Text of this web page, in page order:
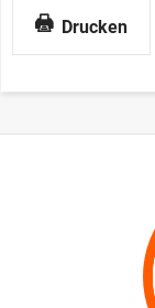
Drucken